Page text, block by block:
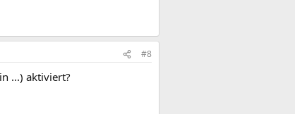
#8
...) aktiviert?